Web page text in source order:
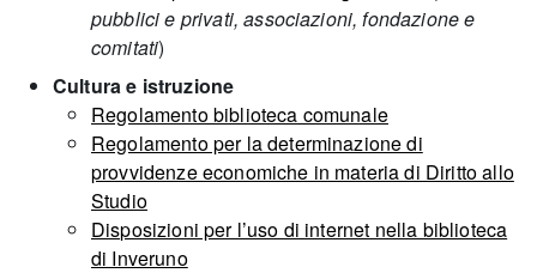
pubblici e privati, associazioni, fondazione e
comitati)
Cultura e istruzione
Regolamento biblioteca comunale
Regolamento per la determinazione di
provvidenze economiche in materia di Diritto allo
Studio
Disposizioni per l’uso di internet nella biblioteca
di Inveruno